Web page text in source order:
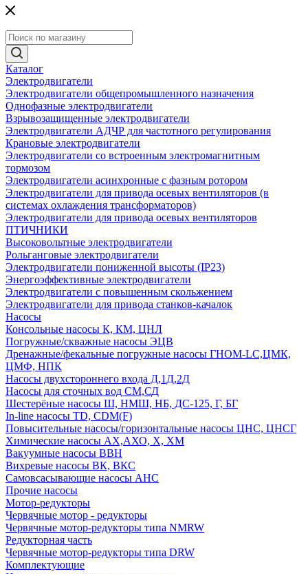
Каталог
Электродвигатели
Электродвигатели общепромышленного назначения
Однофазные электродвигатели
Взрывозащищенные электродвигатели
Электродвигатели АДЧР для частотного регулирования
Крановые электродвигатели
Электродвигатели со встроенным электромагнитным
тормозом
Электродвигатели асинхронные с фазным ротором
Электродвигатели для привода осевых вентиляторов (в
системах охлаждения трансформаторов)
Электродвигатели для привода осевых вентиляторов
ПТИЧНИКИ
Высоковольтные электродвигатели
Рольганговые электродвигатели
Электродвигатели пониженной высоты (IP23)
Энергоэффективные электродвигатели
Электродвигатели с повышенным скольжением
Электродвигатели для привода станков-качалок
Насосы
Консольные насосы К, КМ, ЦНЛ
Погружные/скважные насосы ЭЦВ
Дренажные/фекальные погружные насосы ГНОМ-LC,ЦМК,
ЦМФ, НПК
Насосы двухстороннего входа Д,1Д,2Д
Насосы для сточных вод СМ,СД
Шестерёные насосы Ш, НМШ, НБ, ДС-125, Г, БГ
In-line насосы TD, CDM(F)
Повысительные насосы/горизонтальные насосы ЦНС, ЦНСГ
Химические насосы АХ,АХО, Х, ХМ
Вакуумные насосы ВВН
Вихревые насосы ВК, ВКС
Самовсасывающие насосы АНС
Прочие насосы
Мотор-редукторы
Червячные мотор - редукторы
Червячные мотор-редукторы типа NMRW
Редукторная часть
Червячные мотор-редукторы типа DRW
Комплектующие